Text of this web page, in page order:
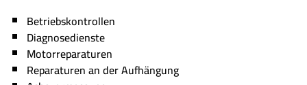
Betriebskontrollen
Diagnosedienste
Motorreparaturen
Reparaturen an der Aufhängung